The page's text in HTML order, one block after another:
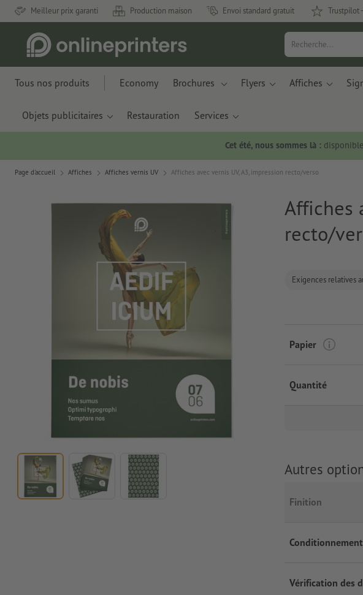
Meilleur prix garanti Production maison Envoi standard gratuit Trustpilot
Tous nos produits Economy Brochures Flyers Affiches
Objets publicitaires Restauration Services
Cet été, nous sommes là :
Page d'accueil Affiches Affiches vernis UV Affiches avec vernis UV, A3, impression recto/verso
Affiches
recto/
Exigences relatives
Papier
Quantité
Autres
Finition
Conditionnement
Vérification des